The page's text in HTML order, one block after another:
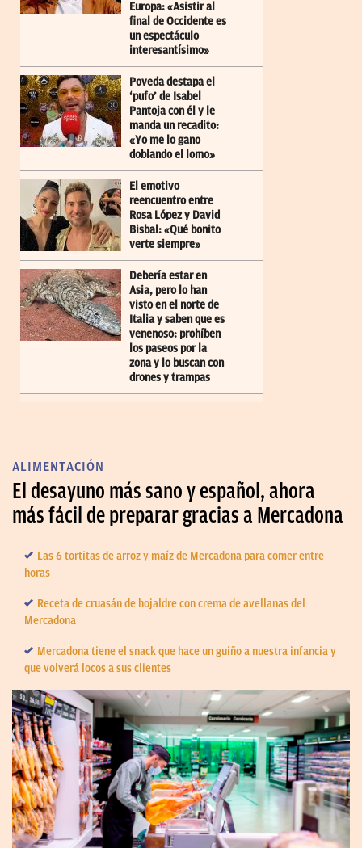
Europa: «Asistir al
final de Occidente es
un espectáculo
interesantísimo»
Poveda destapa el
‘pufo’ de Isabel
Pantoja con él y le
manda un recadito:
«Yo me lo gano
doblando el lomo»
El emotivo
reencuentro entre
Rosa López y David
Bisbal: «Qué bonito
verte siempre»
Debería estar en
Asia, pero lo han
visto en el norte de
Italia y saben que es
venenoso: prohíben
los paseos por la
zona y lo buscan con
drones y trampas
ALIMENTACIÓN
El desayuno más sano y español, ahora
más fácil de preparar gracias a Mercadona
Las 6 tortitas de arroz y maíz de Mercadona para comer entre
horas
Receta de cruasán de hojaldre con crema de avellanas del
Mercadona
Mercadona tiene el snack que hace un guiño a nuestra infancia y
que volverá locos a sus clientes